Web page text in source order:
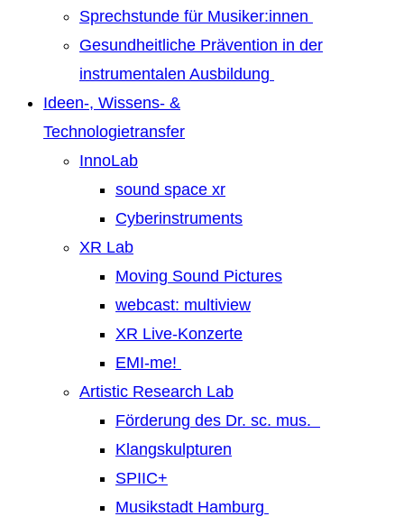
Sprechstunde für Musiker:innen
Gesundheitliche Prävention in der
instrumentalen Ausbildung
Ideen-, Wissens- &
Technologietransfer
InnoLab
sound space xr
Cyberinstruments
XR Lab
Moving Sound Pictures
webcast: multiview
XR Live-Konzerte
EMI-me!
Artistic Research Lab
Förderung des Dr. sc. mus.
Klangskulpturen
SPIIC+
Musikstadt Hamburg